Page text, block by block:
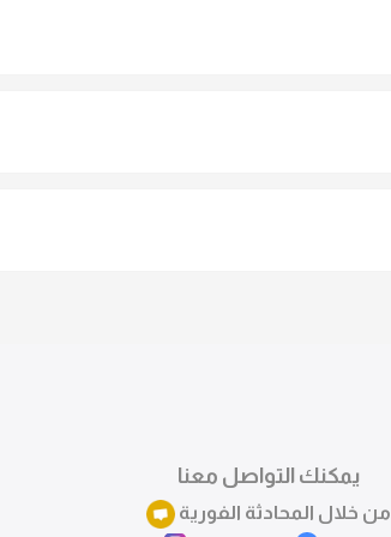
يمكنك التواصل معنا
من خلال المحادثة الفورية